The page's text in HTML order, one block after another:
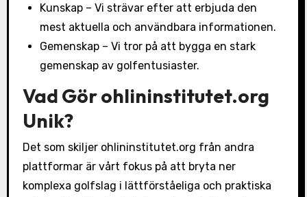
Kunskap – Vi strävar efter att erbjuda den
mest aktuella och användbara informationen.
Gemenskap – Vi tror på att bygga en stark
gemenskap av golfentusiaster.
Vad Gör ohlininstitutet.org
Unik?
Det som skiljer ohlininstitutet.org från andra
plattformar är vårt fokus på att bryta ner
komplexa golfslag i lättförståeliga och praktiska